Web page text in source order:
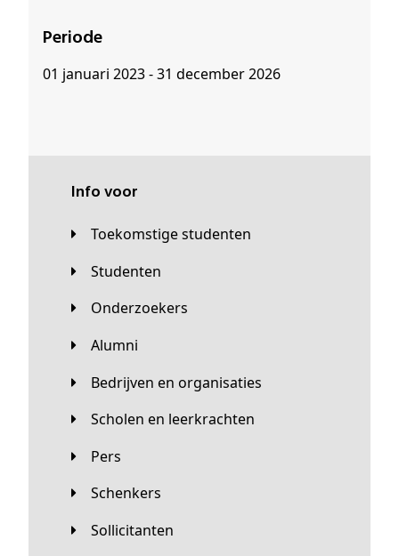
Periode
01 januari 2023 - 31 december 2026
Info voor
Toekomstige studenten
Studenten
Onderzoekers
Alumni
Bedrijven en organisaties
Scholen en leerkrachten
Pers
Schenkers
Sollicitanten